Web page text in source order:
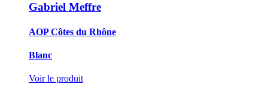
Gabriel Meffre
AOP Côtes du Rhône
Blanc
Voir le produit